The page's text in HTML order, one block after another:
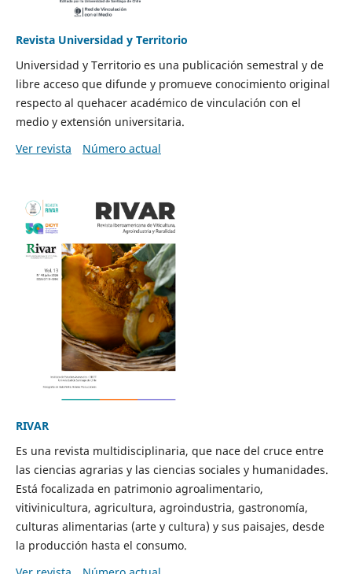
Revista Universidad y Territorio
Universidad y Territorio es una publicación semestral y de
libre acceso que difunde y promueve conocimiento original
respecto al quehacer académico de vinculación con el
medio y extensión universitaria.
Ver revista
Número actual
RIVAR
Es una revista multidisciplinaria, que nace del cruce entre
las ciencias agrarias y las ciencias sociales y humanidades.
Está focalizada en patrimonio agroalimentario,
vitivinicultura, agricultura, agroindustria, gastronomía,
culturas alimentarias (arte y cultura) y sus paisajes, desde
la producción hasta el consumo.